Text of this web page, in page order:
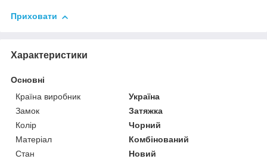
Приховати
Характеристики
Основні
Країна виробник
Україна
Замок
Затяжка
Колір
Чорний
Матеріал
Комбінований
Стан
Новий